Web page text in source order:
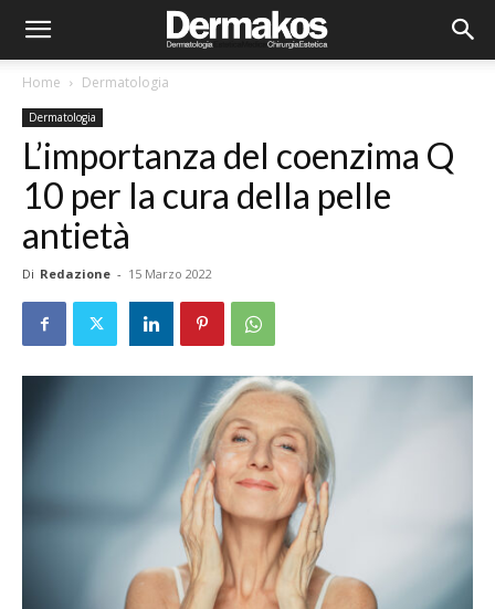
Home Dermatologia
Dermatologia
L’importanza del coenzima Q
10 per la cura della pelle
antietà
Di Redazione - 15 Marzo 2022